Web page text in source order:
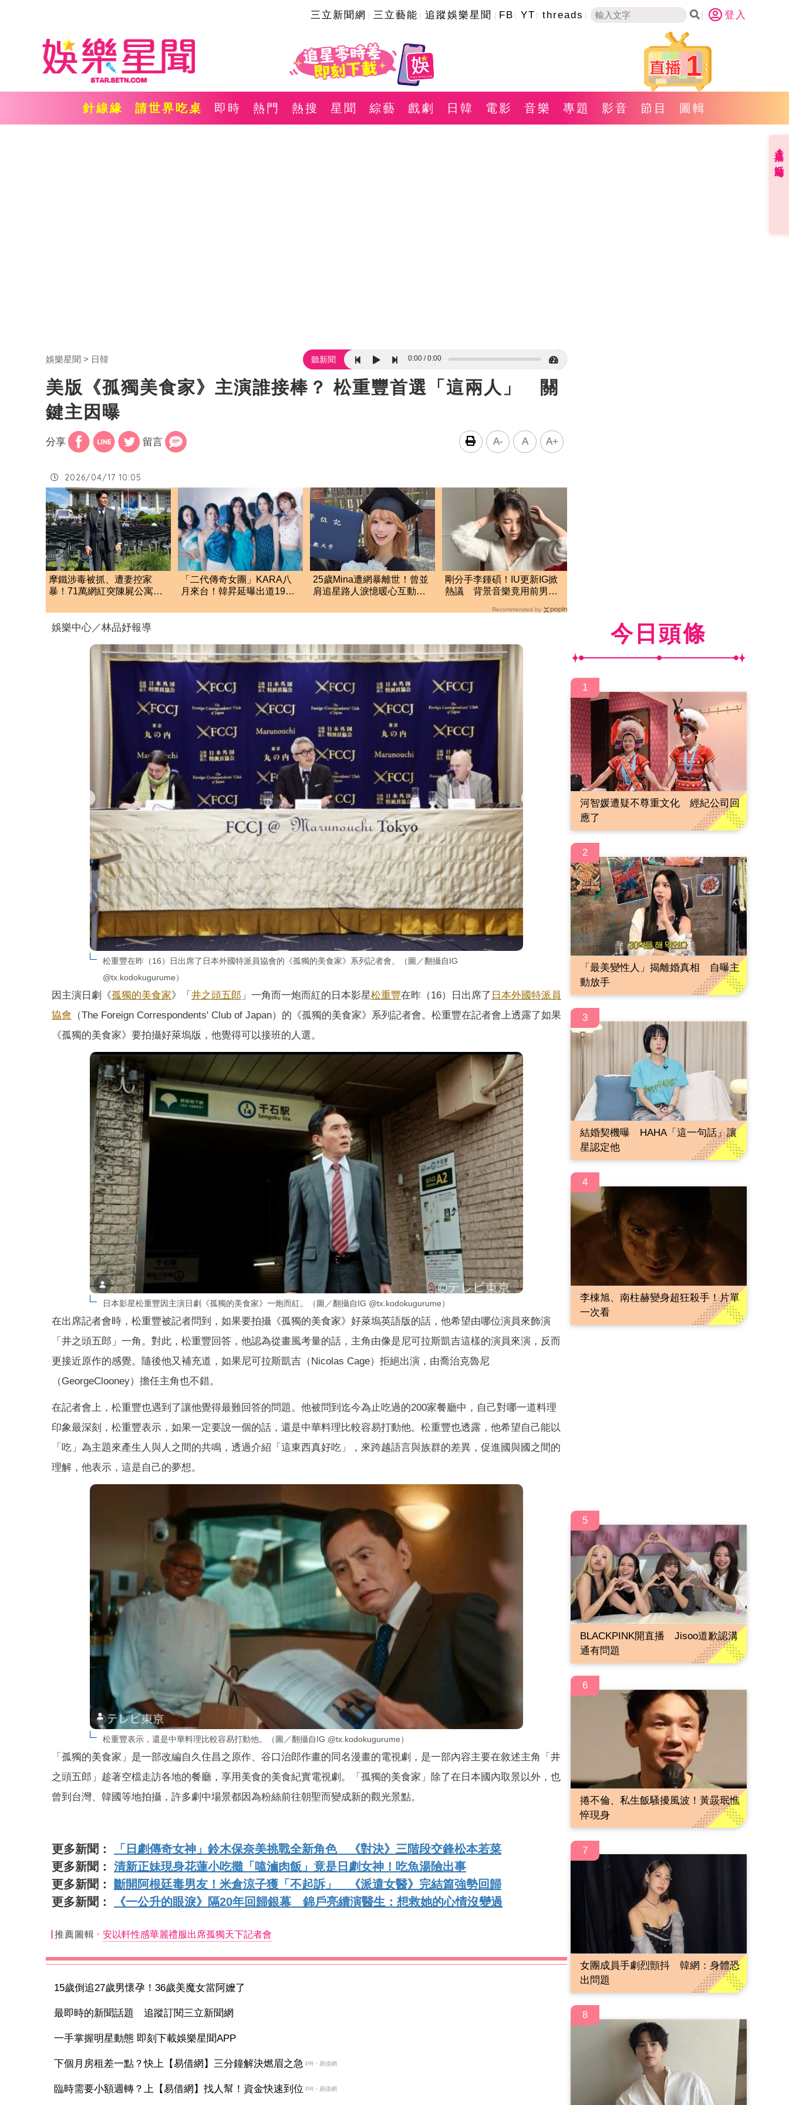
三立新聞網 三立藝能 追蹤娛樂星聞 FB YT threads 登入
1
針線緣 請世界吃桌 即時 熱門 熱搜 星聞 綜藝 戲劇 日韓 電影 音樂 專題 影音 節目 圖輯
娛樂星聞 日韓 聽新聞 0:00 0:00
美版《孤獨美食家》主演誰接棒？ 松重豐首選「這兩人」 關
鍵主因曝
分享 留言 A- A A+
2026/04/17 10:05
摩鐵涉毒被抓、遭妻控家
暴！71萬網紅突陳屍公寓享
「二代傳奇女團」KARA八
月來台！韓昇延曝出道19年
25歲Mina遭網暴離世！曾並
肩追星路人淚憶暖心互動：
剛分手李鍾碩！IU更新IG掀
熱議 背景音樂竟用前男友
Recommended by
娛樂中心／林品妤報導
松重豐在昨（16）日出席了日本外國特派員協會的《孤獨的美食家》系列記者會。（圖／翻攝自IG
@tx.kodokugurume）
因主演日劇《孤獨的美食家》「 井之頭五郎 」一角而一炮而紅的日本影星松重豐在昨（16）日出席了 日本外國特派員
協會 （The Foreign Correspondents' Club of Japan）的《孤獨的美食家》系列記者會。松重豐在記者會上透露了如果
《孤獨的美食家》要拍攝好萊塢版，他覺得可以接班的人選。
日本影星松重豐因主演日劇《孤獨的美食家》一炮而紅。（圖／翻攝自IG @tx.kodokugurume）
在出席記者會時，松重豐被記者問到，如果要拍攝《孤獨的美食家》好萊塢英語版的話，他希望由哪位演員來飾演
「井之頭五郎」一角。對此，松重豐回答，他認為從畫風考量的話，主角由像是尼可拉斯凱吉這樣的演員來演，反而
更接近原作的感覺。隨後他又補充道，如果尼可拉斯凱吉（Nicolas Cage）拒絕出演，由喬治克魯尼
（GeorgeClooney）擔任主角也不錯。
在記者會上，松重豐也遇到了讓他覺得最難回答的問題。他被問到迄今為止吃過的200家餐廳中，自己對哪一道料理
印象最深刻，松重豐表示，如果一定要說一個的話，還是中華料理比較容易打動他。松重豐也透露，他希望自己能以
「吃」為主題來產生人與人之間的共鳴，透過介紹「這東西真好吃」，來跨越語言與族群的差異，促進國與國之間的
理解，他表示，這是自己的夢想。
松重豐表示，還是中華料理比較容易打動他。（圖／翻攝自IG @tx.kodokugurume）
「孤獨的美食家」是一部改編自久住昌之原作、谷口治郎作畫的同名漫畫的電視劇，是一部內容主要在敘述主角「井
之頭五郎」趁著空檔走訪各地的餐廳，享用美食的美食紀實電視劇。「孤獨的美食家」除了在日本國內取景以外，也
曾到台灣、韓國等地拍攝，許多劇中場景都因為粉絲前往朝聖而變成新的觀光景點。
更多新聞：
「日劇傳奇女神」鈴木保奈美挑戰全新角色 《對決》三階段交鋒松本若菜
更多新聞： 清新正妹現身花蓮小吃攤「嗑滷肉飯」竟是日劇女神！吃魚湯險出事
更多新聞： 斷開阿根廷毒男友！米倉涼子獲「不起訴」 《派遣女醫》完結篇強勢回歸
更多新聞：
《一公升的眼淚》隔20年回歸銀幕 錦戶亮續演醫生：想救她的心情沒變過
推薦圖輯 安以軒性感華麗禮服出席孤獨天下記者會
15歲倒追27歲男懷孕！36歲美魔女當阿嬤了
最即時的新聞話題 追蹤訂閱三立新聞網
一手掌握明星動態 即刻下載娛樂星聞APP
下個月房租差一點？快上【易借網】三分鐘解決燃眉之急 PR・易借網
臨時需要小額週轉？上【易借網】找人幫！資金快速到位 PR・易借網
今日頭條
1
河智媛遭疑不尊重文化 經紀公司回
應了
2
「最美變性人」揭離婚真相 自曝主
動放手
3
結婚契機曝 HAHA「這一句話」讓
星認定他
4
李棟旭、南柱赫變身超狂殺手！片單
一次看
5
BLACKPINK開直播 Jisoo道歉認溝
通有問題
6
捲不倫、私生飯騷擾風波！黃晸珉憔
悴現身
7
女團成員手劇烈顫抖 韓網：身體恐
出問題
8
直播✦活動